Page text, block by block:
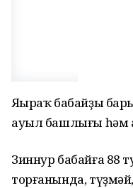
Яңыраҡ бабайҙы
ауыл башлығы һәм
Зиннур бабайға 88
торғанында,